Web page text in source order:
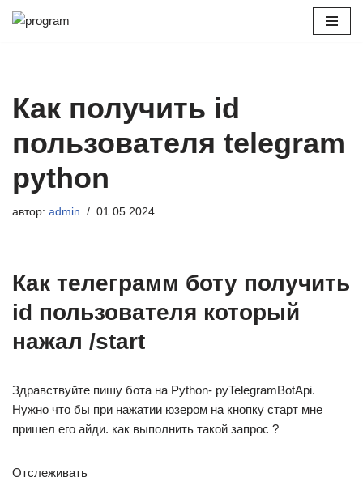
Как получить id
пользователя telegram
python
автор: admin 01.05.2024
Как телеграмм боту получить
id пользователя который
нажал /start
Здравствуйте пишу бота на Python- pyTelegramBotApi.
Нужно что бы при нажатии юзером на кнопку старт мне
пришел его айди. как выполнить такой запрос ?
Отслеживать